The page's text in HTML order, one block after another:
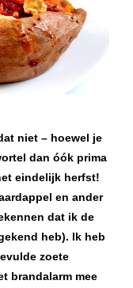
niet – hoewel je
dan óók prima
eindelijk herfst!
en ander
dat ik de
heb). Ik heb
zoete
brandalarm mee